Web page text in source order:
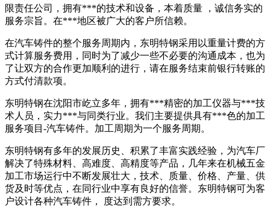
限责任公司，拥有***的技术和设备，本着质量 ，诚信务实的
服务宗旨。在***地区被广大的客户所信赖。
在汽车铸件的整个服务周期内，东明特钢采用以重量计费的方
式计算服务费用，同时为了减少一些不必要的沟通成本，也为
了让双方的合作更加顺利的进行，请在服务结束前银行转账的
方式付清款项。
东明特钢在沈阳市屹立多年，拥有***精密的加工仪器与***技
术人员，实力***与同类行业。我们主要提供具有***色的加工
服务项目-汽车铸件。加工周期为一个服务周期。
东明特钢有多年的发展历史、积累了丰富实践经验，为汽车厂
解决了特殊材料、高难度、高精度等产品，几年来在机械五金
加工市场运行中不断发展壮大，技术、质量、价格、产量、供
货及时等优点，在同行业中享有良好的信誉。东明特钢可为客
户设计各种汽车铸件， 度达到需方要求。